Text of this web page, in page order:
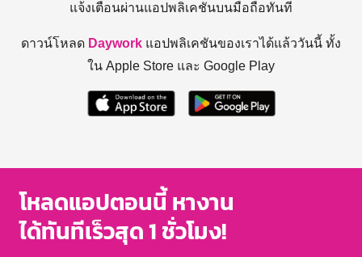
แจ้งเตือนผ่านแอปพลิเคชันบนมือถือทันที
ดาวน์โหลด Daywork แอปพลิเคชันของเราได้แล้ววันนี้ ทั้ง
ใน Apple Store และ Google Play
โหลดแอปตอนนี้ หางาน
ได้ทันทีเร็วสุด 1 ชั่วโมง!